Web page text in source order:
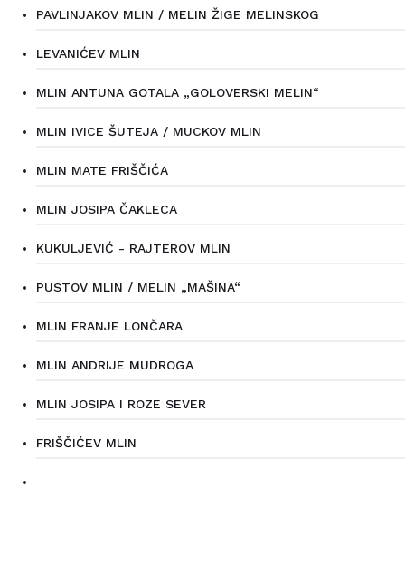
PAVLINJAKOV MLIN / MELIN ŽIGE MELINSKOG
LEVANIĆEV MLIN
MLIN ANTUNA GOTALA „GOLOVERSKI MELIN“
MLIN IVICE ŠUTEJA / MUCKOV MLIN
MLIN MATE FRIŠČIĆA
MLIN JOSIPA ČAKLECA
KUKULJEVIĆ - RAJTEROV MLIN
PUSTOV MLIN / MELIN „MAŠINA“
MLIN FRANJE LONČARA
MLIN ANDRIJE MUDROGA
MLIN JOSIPA I ROZE SEVER
FRIŠČIĆEV MLIN